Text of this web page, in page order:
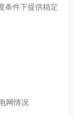
条件下提供稳定
网情况